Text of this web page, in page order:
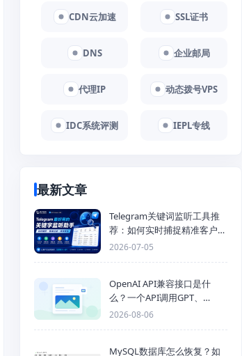
CDN云加速 SSL证书
DNS 企业邮局
代理IP 动态拨号VPS
IDC系统评测 IEPL专线
最新文章
Telegram关键词监听工具推
荐：如何实时捕捉精准客户，
提高获客效率？
2026-07-05
OpenAI API兼容接口是什
么？一个API调用GPT、
Claude、Gemini、DeepSeek
2026-08-06
MySQL数据库怎么恢复？如